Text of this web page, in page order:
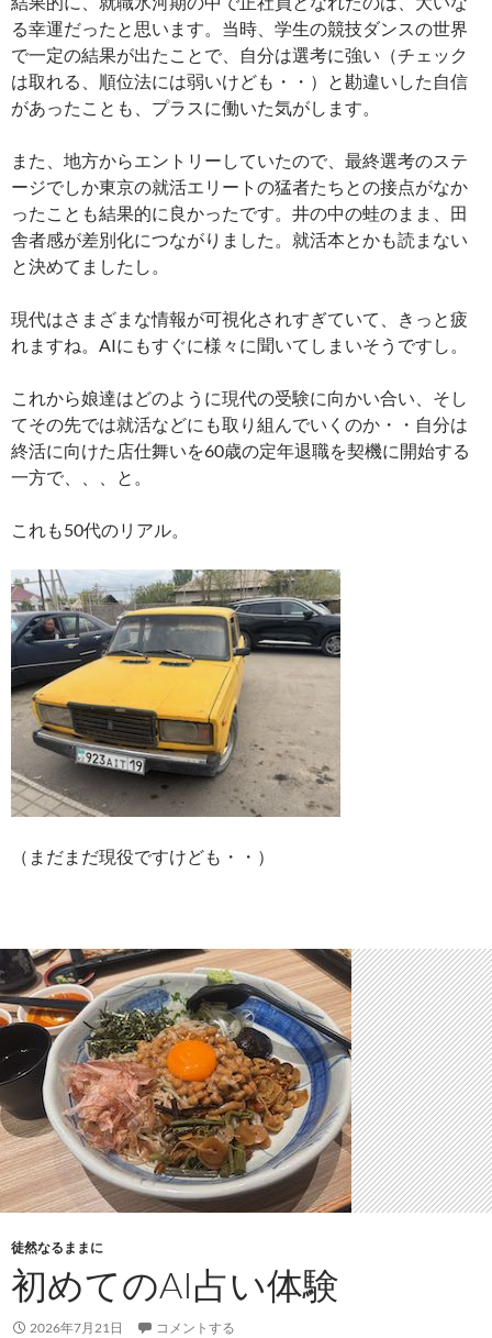
る幸運だったと思います。当時、学生の競技ダンスの世界
で一定の結果が出たことで、自分は選考に強い（チェック
は取れる、順位法には弱いけども・・）と勘違いした自信
があったことも、プラスに働いた気がします。
また、地方からエントリーしていたので、最終選考のステ
ージでしか東京の就活エリートの猛者たちとの接点がなか
ったことも結果的に良かったです。井の中の蛙のまま、田
舎者感が差別化につながりました。就活本とかも読まない
と決めてましたし。
現代はさまざまな情報が可視化されすぎていて、きっと疲
れますね。AIにもすぐに様々に聞いてしまいそうですし。
これから娘達はどのように現代の受験に向かい合い、そし
てその先では就活などにも取り組んでいくのか・・自分は
終活に向けた店仕舞いを60歳の定年退職を契機に開始する
一方で、、、と。
これも50代のリアル。
（まだまだ現役ですけども・・）
徒然なるままに
初めてのAI占い体験
2026年7月21日 コメントする